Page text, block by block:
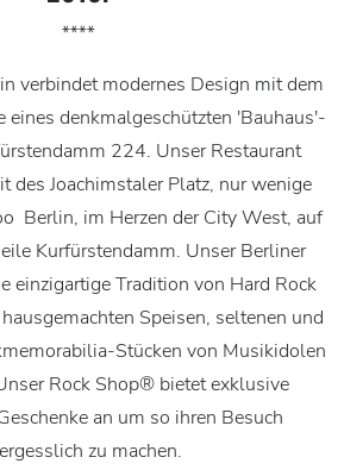
****
verbindet modernes Design mit dem
eines denkmalgeschützten 'Bauhaus'-
224. Unser Restaurant
des Joachimstaler Platz, nur wenige
Berlin, im Herzen der City West, auf
Kurfürstendamm. Unser Berliner
einzigartige Tradition von Hard Rock
Speisen, seltenen und
Stücken von Musikidolen
Rock Shop® bietet exklusive
an um so ihren Besuch
zu machen.